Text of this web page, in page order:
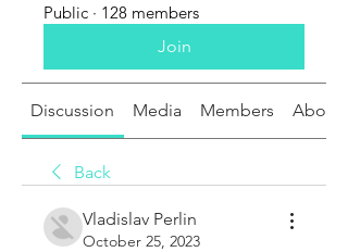
Public · 128 members
Join
Discussion Media Members About
Back
Vladislav Perlin
October 25, 2023